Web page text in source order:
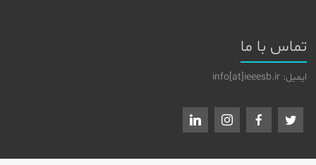
تماس با ما
ایمیل: info[at]ieeesb.ir